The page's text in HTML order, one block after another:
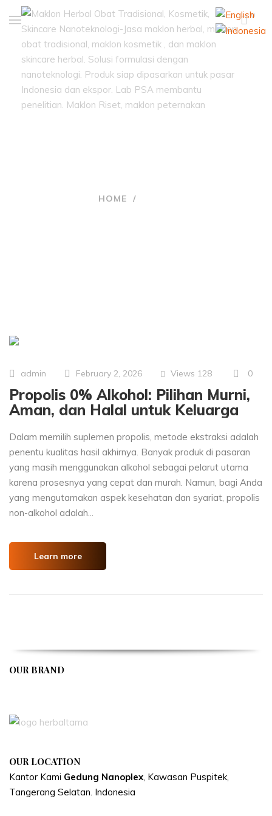
0
HOME /
admin February 2, 2026 Views 128 0
Propolis 0% Alkohol: Pilihan Murni,
Aman, dan Halal untuk Keluarga
Dalam memilih suplemen propolis, metode ekstraksi adalah
penentu kualitas hasil akhirnya. Banyak produk di pasaran
yang masih menggunakan alkohol sebagai pelarut utama
karena prosesnya yang cepat dan murah. Namun, bagi Anda
yang mengutamakan aspek kesehatan dan syariat, propolis
non-alkohol adalah...
Learn more
OUR BRAND
OUR LOCATION
Kantor Kami Gedung Nanoplex , Kawasan Puspitek,
Tangerang Selatan. Indonesia